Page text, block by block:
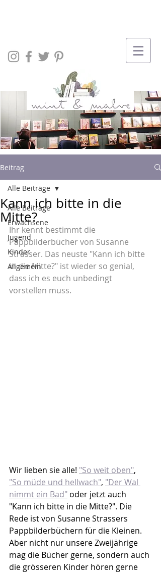
Beitrag
Alle Beiträge
Erwachsene
Jugend
Kinder
Allgemein
Alle Beiträge
Kann ich bitte in die
Mitte?
Ihr kennt bestimmt die
Pappbilderbücher von Susanne
Strasser. Das neuste "Kann ich bitte
in die Mitte?" ist wieder so genial,
dass ich es euch unbedingt
vorstellen muss.
Wir lieben sie alle! "So weit oben",
"So müde und hellwach", "Der Wal
nimmt ein Bad" oder jetzt auch
"Kann ich bitte in die Mitte?". Die
Rede ist von Susanne Strassers
Pappbilderbüchern für die Kleinen.
Aber nicht nur unsere Zweijährige
mag die Bücher gerne, sondern auch
die grösseren Kinder hören gerne